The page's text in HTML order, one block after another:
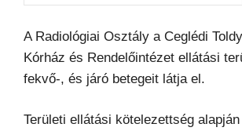
A Radiológiai Osztály a Ceglédi
Kórház és Rendelőintézet ellátási
fekvő-, és járó betegeit látja el.
Területi ellátási kötelezettség